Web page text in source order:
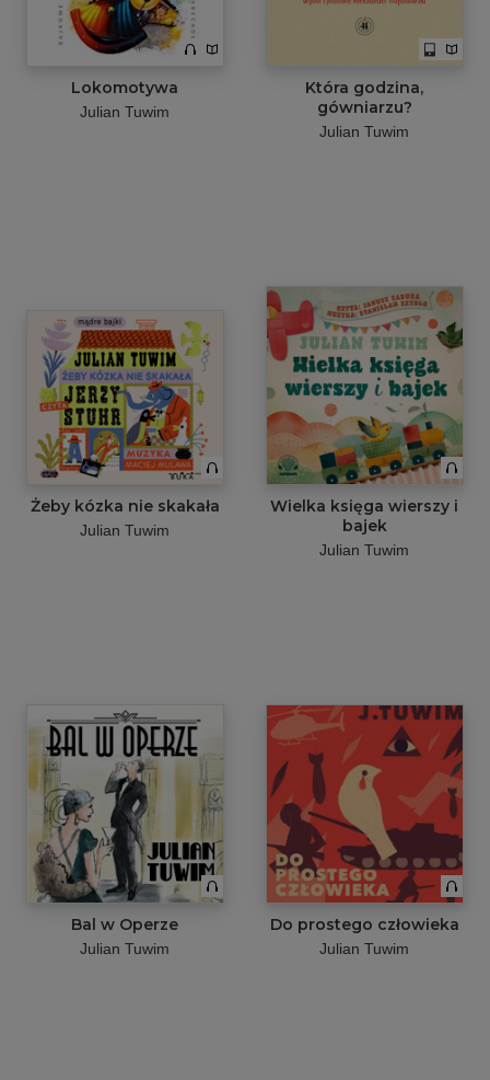
Lokomotywa
Julian Tuwim
Która godzina,
gówniarzu?
Julian Tuwim
Żeby kózka nie skakała
Julian Tuwim
Wielka księga wierszy i
bajek
Julian Tuwim
Bal w Operze
Julian Tuwim
Do prostego człowieka
Julian Tuwim